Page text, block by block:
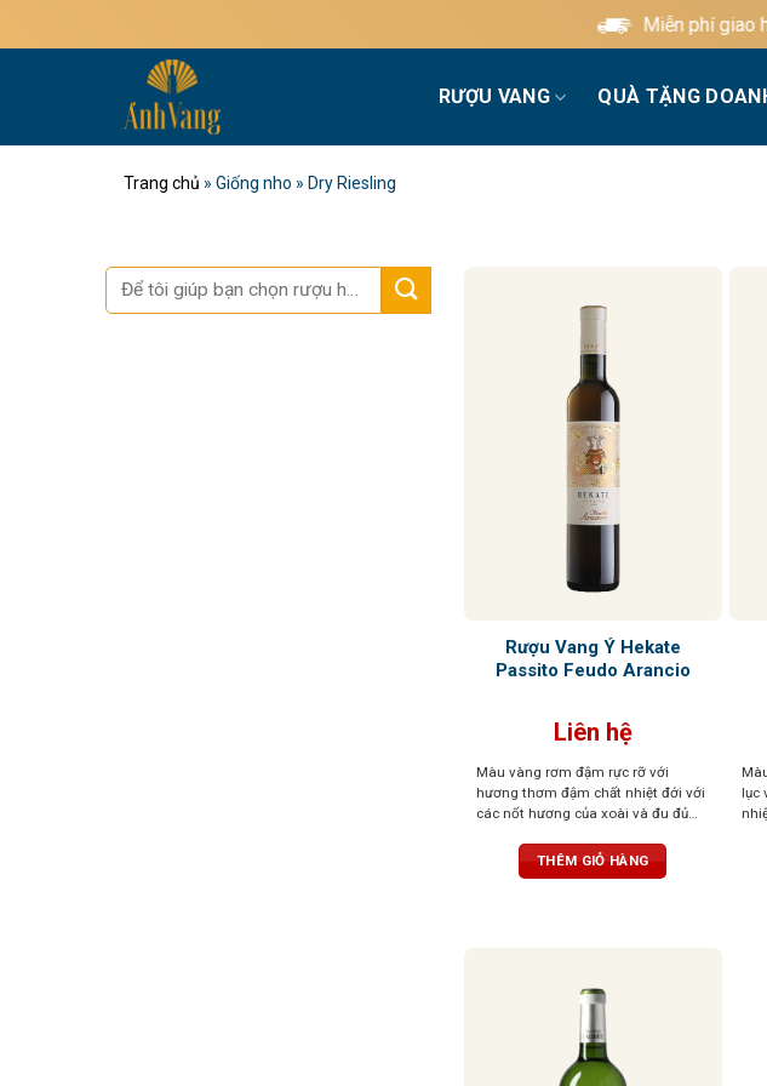
qua
Miễn phí giao hàng
RƯỢU VANG QUÀ TẶNG
Trang chủ » Giống nho » Dry Riesling
Tìm
kiếm:
Rượu Vang Ý Hekate
Passito Feudo Arancio
Liên hệ
Màu vàng rơm đậm rực rỡ với
hương thơm đậm chất nhiệt đới với
các nốt hương của xoài và đu đủ
và mơ khô. Cấu trúc đầy đặn, phong
phú với vị trái cây ngọt ngào nổi bật,
THÊM GIỎ HÀNG
lục